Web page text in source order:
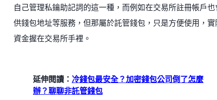
自己管理私鑰助記詞的這一種，而例如在交易所註冊帳戶也
供錢包地址等服務，但那屬於託管錢包，只是方便使用，實
資金握在交易所手裡。
延伸閱讀： 冷錢包最安全？加密錢包公司倒了怎麼
辦？聊聊非託管錢包